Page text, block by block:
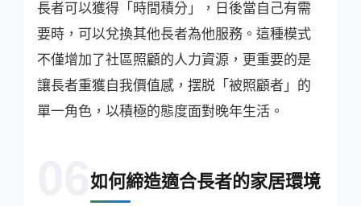
長者可以獲得「時間積分」，日後當自己有需
要時，可以兌換其他長者為他服務。這種模式
不僅增加了社區照顧的人力資源，更重要的是
讓長者重獲自我價值感，摆脱「被照顧者」的
單一角色，以積極的態度面對晚年生活。
06如何締造適合長者的家居環境